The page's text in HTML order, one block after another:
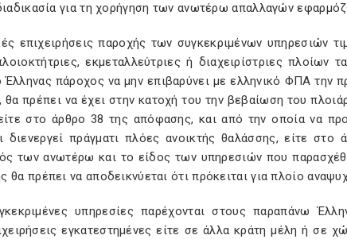
για τη χορήγηση των ανωτέρω απαλλαγών
επιχειρήσεις παροχής των συγκεκριμένων υπηρεσιών
εκμεταλλεύτριες ή διαχειρίστριες πλοίων
Έλληνας πάροχος να μην επιβαρύνει με ελληνικό ΦΠΑ την
θα πρέπει να έχει στην κατοχή του την βεβαίωση του
στο άρθρο 38 της απόφασης, και από την οποία να
διενεργεί πράγματι πλόες ανοικτής θαλάσσης, είτε
των ανωτέρω και το είδος των υπηρεσιών που
θα πρέπει να αποδεικνύεται ότι πρόκειται για πλοίο
υπηρεσίες παρέχονται στους παραπάνω
εγκατεστημένες είτε σε άλλα κράτη μέλη ή σε